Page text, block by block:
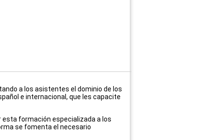
a los asistentes el dominio de los
e internacional, que les capacite
formación especializada a los
se fomenta el necesario